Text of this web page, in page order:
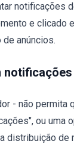
notificações
e clicado
anúncios.
- não
ou uma
distribuição